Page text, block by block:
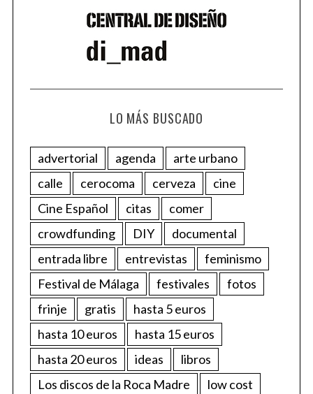
LO MÁS BUSCADO
advertorial agenda
arte urbano
calle
cerocoma cerveza
cine
Cine Español
citas
comer
crowdfunding
DIY
documental
entrada libre
entrevistas
feminismo
Festival de Málaga
festivales
fotos
frinje
gratis
hasta 5 euros
hasta 10 euros
hasta 15 euros
hasta 20 euros
ideas
libros
Los discos de la Roca Madre
low cost